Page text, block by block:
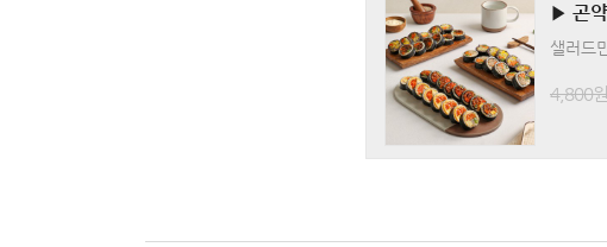
▶ 곤
샐러드
4,800원